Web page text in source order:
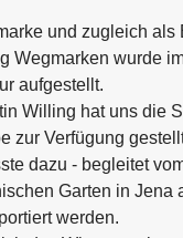
und zugleich als
Wegmarken wurde
aufgestellt.
Willing hat uns die
zur Verfügung
dazu - begleitet
Garten in Jena
werden.